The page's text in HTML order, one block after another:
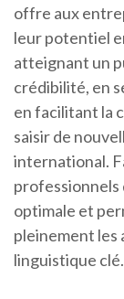
offre aux
leur potentiel
atteignant un
crédibilité, en
en facilitant la
saisir de
international.
optimale et
pleinement
linguistique clé.